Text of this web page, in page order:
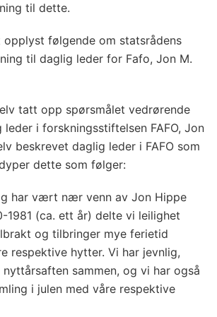
til dette.
følgende om statsrådens
til daglig leder for Fafo, Jon M.
tatt opp spørsmålet vedrørende
i forskningsstiftelsen FAFO, Jon
beskrevet daglig leder i FAFO som
dette som følger:
har vært nær venn av Jon Hippe
1981 (ca. ett år) delte vi leilighet
og tilbringer mye ferietid
respektive hytter. Vi har jevnlig,
sammen, og vi har også
i julen med våre respektive